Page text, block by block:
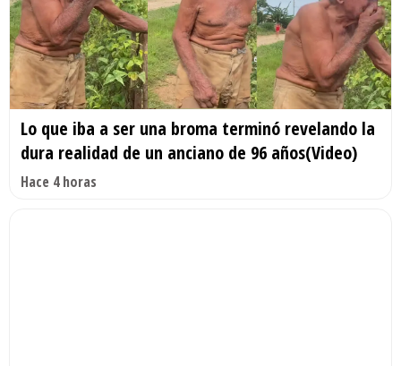
Lo que iba a ser una broma terminó revelando la
dura realidad de un anciano de 96 años(Video)
Hace 4 horas